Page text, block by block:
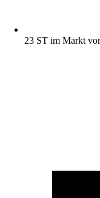
23 ST im Markt